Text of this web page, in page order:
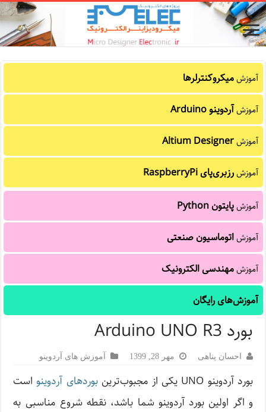
آموزشمیکروکنترلرها
آموزشآردوینو Arduino
آموزشAltium Designer
آموزشرزبری‌پای RaspberryPi
آموزشپایتون Python
آموزشاتوماسیون صنعتی
آموزشمهندسی الکترونیک
آموزش‌های رایگان
بورد Arduino UNO R3
احسان پناهی مهر 28, 1399 آموزش های آردوینو
بورد آردوینو UNO یکی از مجبوب‌ترین بوردهای آردوینواست
و اگر اولین بورد آردوینو شما باشد، نقطه شروع مناسبی به